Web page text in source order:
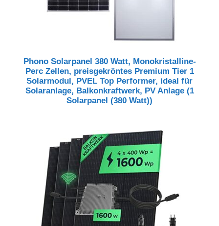
Phono Solarpanel 380 Watt, Monokristalline-
Perc Zellen, preisgekröntes Premium Tier 1
Solarmodul, PVEL Top Performer, ideal für
Solaranlage, Balkonkraftwerk, PV Anlage (1
Solarpanel (380 Watt))